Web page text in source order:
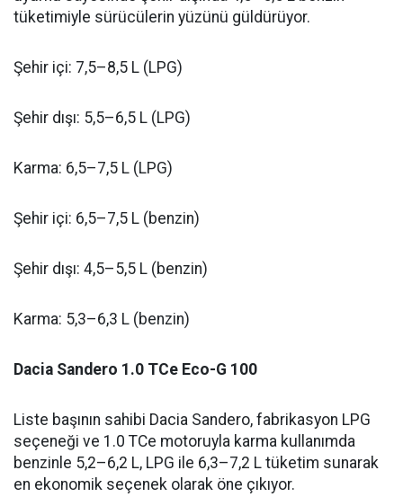
tüketimiyle sürücülerin yüzünü güldürüyor.
Şehir içi: 7,5–8,5 L (LPG)
Şehir dışı: 5,5–6,5 L (LPG)
Karma: 6,5–7,5 L (LPG)
Şehir içi: 6,5–7,5 L (benzin)
Şehir dışı: 4,5–5,5 L (benzin)
Karma: 5,3–6,3 L (benzin)
Dacia Sandero 1.0 TCe Eco-G 100
Liste başının sahibi Dacia Sandero, fabrikasyon LPG
seçeneği ve 1.0 TCe motoruyla karma kullanımda
benzinle 5,2–6,2 L, LPG ile 6,3–7,2 L tüketim sunarak
en ekonomik seçenek olarak öne çıkıyor.